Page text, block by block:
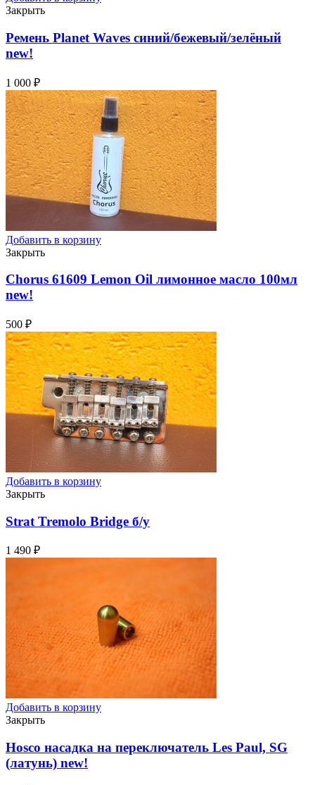
Закрыть
Ремень Planet Waves синий/бежевый/зелёный
new!
1 000 ₽
Добавить в корзину
Закрыть
Chorus 61609 Lemon Oil лимонное масло 100мл
new!
500 ₽
Добавить в корзину
Закрыть
Strat Tremolo Bridge б/у
1 490 ₽
Добавить в корзину
Закрыть
Hosco насадка на переключатель Les Paul, SG
(латунь) new!